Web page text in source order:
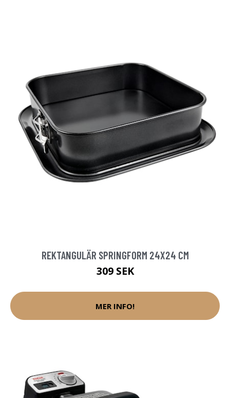
REKTANGULÄR SPRINGFORM 24X24 CM
309 SEK
MER INFO!